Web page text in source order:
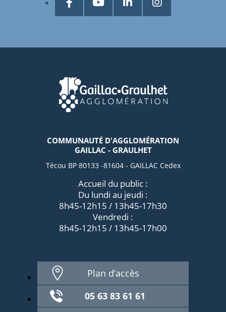
COMMUNAUTÉ D'AGGLOMÉRATION
GAILLAC - GRAULHET
Técou BP 80133 -81604 - GAILLAC Cedex
Accueil du public :
Du lundi au jeudi :
8h45-12h15 / 13h45-17h30
Vendredi :
8h45-12h15 / 13h45-17h00
Plan d’accès
05 63 83 61 61